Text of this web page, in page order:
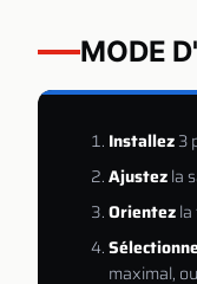
MODE
Installez3
Ajustezla
Orientez
maximal,